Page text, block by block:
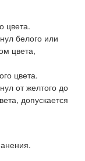
цвета.
белого или
цвета,
цвета.
от желтого до
допускается